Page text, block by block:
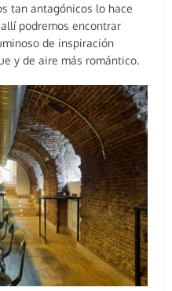
tan antagónicos lo hace
podremos encontrar
de inspiración
y de aire más romántico.